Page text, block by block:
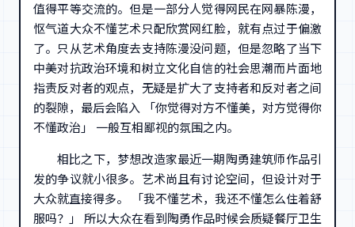
值得平等交流的。但是一部分人觉得网民在网暴陈漫，
怄气道大众不懂艺术只配欣赏网红脸，就有点过于偏激
了。只从艺术角度去支持陈漫没问题，但是忽略了当下
中美对抗政治环境和树立文化自信的社会思潮而片面地
指责反对者的观点，无疑是扩大了支持者和反对者之间
的裂隙，最后会陷入 「你觉得对方不懂美，对方觉得你
不懂政治」 一般互相鄙视的氛围之内。
相比之下，梦想改造家最近一期陶勇建筑师作品引
发的争议就小很多。艺术尚且有讨论空间，但设计对于
大众就直接得多。 「我不懂艺术，我还不懂怎么住着舒
服吗？」 所以大众在看到陶勇作品时候会质疑餐厅卫生